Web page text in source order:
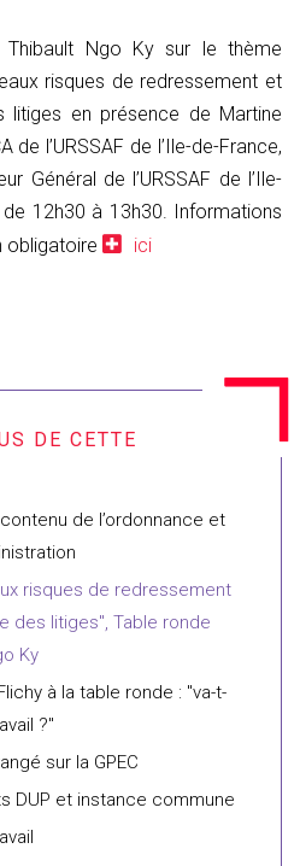
Ngo Ky sur le thème
risques de redressement et
litiges en présence de Martine
de l’URSSAF de l’Ile-de-France,
Général de l’URSSAF de l’Ile-
12h30 à 13h30. Informations
obligatoire
ici
de l’ordonnance et
risques de redressement
des litiges", Table ronde
Ky
à la table ronde : "va-t-
?"
sur la GPEC
DUP et instance commune